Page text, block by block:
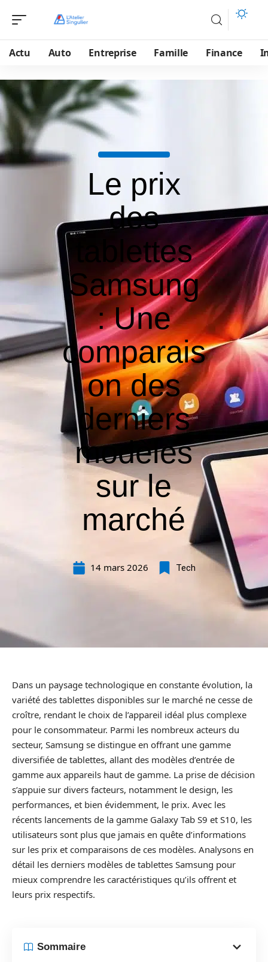
Actu Auto Entreprise Famille Finance
Le prix
des
tablettes
Samsung
: Une
comparais
on des
derniers
modèles
sur le
marché
14 mars 2026 Tech
Dans un paysage technologique en constante évolution, la
variété des tablettes disponibles sur le marché ne cesse de
croître, rendant le choix de l’appareil idéal plus complexe
pour le consommateur. Parmi les nombreux acteurs du
secteur, Samsung se distingue en offrant une gamme
diversifiée de tablettes, allant des modèles d’entrée de
gamme aux appareils haut de gamme. La prise de décision
s’appuie sur divers facteurs, notamment le design, les
performances, et bien évidemment, le prix. Avec les
récents lancements de la gamme Galaxy Tab S9 et S10, les
utilisateurs sont plus que jamais en quête d’informations
sur les prix et comparaisons de ces modèles. Analysons en
détail les derniers modèles de tablettes Samsung pour
mieux comprendre les caractéristiques qu’ils offrent et
leurs prix respectifs.
Sommaire